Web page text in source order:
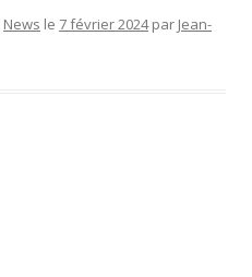
News le 7 février 2024 par Jean-